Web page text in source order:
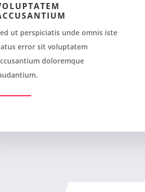
ut perspiciatis unde omnis iste
error sit voluptatem
doloremque